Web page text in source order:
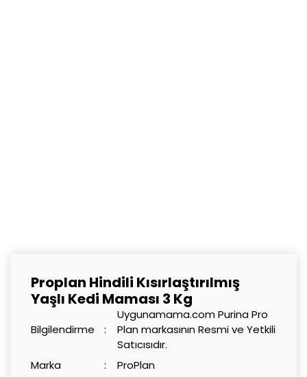
Proplan Hindili Kısırlaştırılmış
Yaşlı Kedi Maması 3 Kg
Bilgilendirme
Uygunamama.com Purina Pro
Plan markasının Resmi ve Yetkili
Satıcısıdır.
Marka
ProPlan